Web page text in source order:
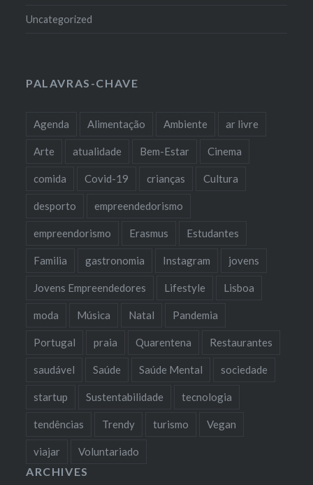
Uncategorized
PALAVRAS-CHAVE
Agenda Alimentação Ambiente ar livre
Arte atualidade Bem-Estar Cinema
comida Covid-19 crianças Cultura
desporto empreendedorismo
empreendorismo Erasmus Estudantes
Familia gastronomia Instagram jovens
Jovens Empreendedores Lifestyle Lisboa
moda Música Natal Pandemia
Portugal praia Quarentena Restaurantes
saudável Saúde Saúde Mental sociedade
startup Sustentabilidade tecnologia
tendências Trendy turismo Vegan
viajar Voluntariado
ARCHIVES